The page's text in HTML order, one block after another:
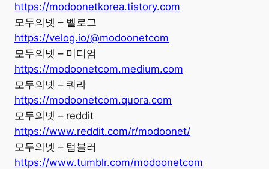
https://modoonetkorea.tistory.com
모두의넷 – 벨로그
https://velog.io/@modoonetcom
모두의넷 – 미디엄
https://modoonetcom.medium.com
모두의넷 – 쿼라
https://modoonetcom.quora.com
모두의넷 – reddit
https://www.reddit.com/r/modoonet/
모두의넷 – 텀블러
https://www.tumblr.com/modoonetcom